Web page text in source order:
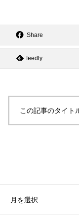
Share
feedly
この記事のタイト